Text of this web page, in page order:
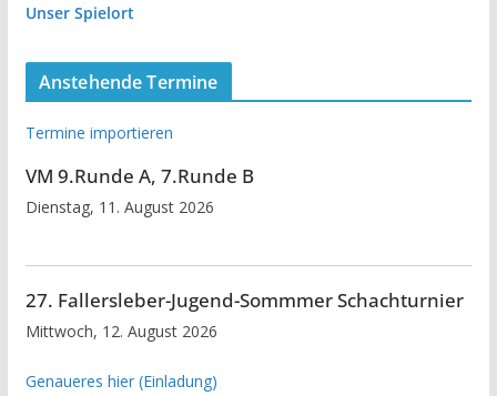
Unser Spielort
Anstehende Termine
Termine importieren
VM 9.Runde A, 7.Runde B
Dienstag, 11. August 2026
27. Fallersleber-Jugend-Sommmer Schachturnier
Mittwoch, 12. August 2026
Genaueres hier (Einladung)